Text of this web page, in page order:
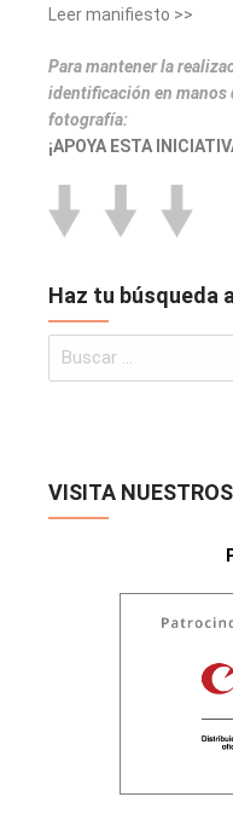
Leer manifiesto >>
Para mantener la
identificación en manos
fotografía:
¡APOYA ESTA
Haz tu búsqueda
VISITA